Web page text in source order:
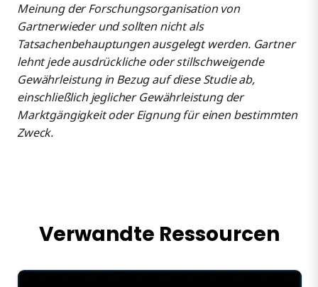
Meinung der Forschungsorganisation von
Gartnerwieder und sollten nicht als
Tatsachenbehauptungen ausgelegt werden. Gartner
lehnt jede ausdrückliche oder stillschweigende
Gewährleistung in Bezug auf diese Studie ab,
einschließlich jeglicher Gewährleistung der
Marktgängigkeit oder Eignung für einen bestimmten
Zweck.
Verwandte Ressourcen